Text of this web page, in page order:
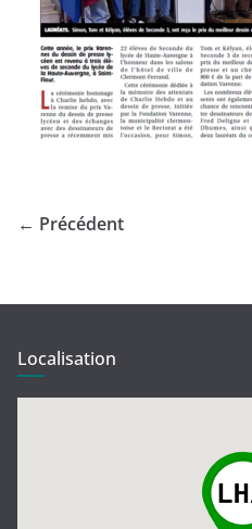
← Précédent
Localisation